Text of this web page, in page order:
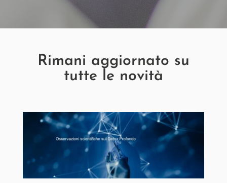
Rimani aggiornato su
tutte le novità